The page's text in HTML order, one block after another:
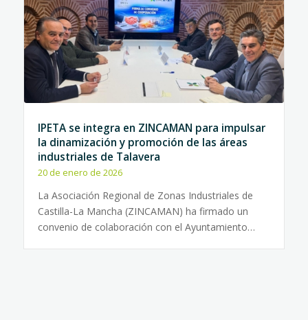
IPETA se integra en ZINCAMAN para impulsar
la dinamización y promoción de las áreas
industriales de Talavera
20 de enero de 2026
La Asociación Regional de Zonas Industriales de
Castilla-La Mancha (ZINCAMAN) ha firmado un
convenio de colaboración con el Ayuntamiento…